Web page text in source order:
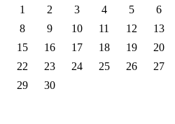
1
2 3 4 5
6
8
9 10 11 12
13
15
16 17 18 19
20
22
23 24 25 26
27
29
30